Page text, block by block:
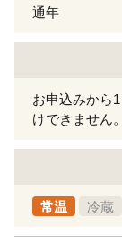
通年
お申込みから
けできません。
常温 冷蔵